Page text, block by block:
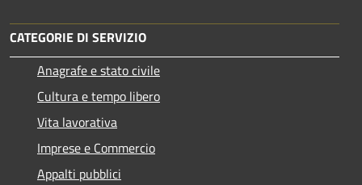
CATEGORIE DI SERVIZIO
Anagrafe e stato civile
Cultura e tempo libero
Vita lavorativa
Imprese e Commercio
Appalti pubblici